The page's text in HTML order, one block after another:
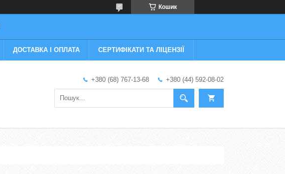
Кошик
ДОСТАВКА І ОПЛАТА СЕРТИФІКАТИ ТА ЛІЦЕНЗІЇ
+380 (68) 767-13-68 +380 (44) 592-08-02